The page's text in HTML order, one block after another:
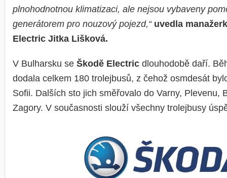
plnohodnotnou klimatizaci, ale nejsou vybaveny
generátorem pro nouzový pojezd,“ uvedla
Electric Jitka Lišková.
V Bulharsku se Škodě Electricdlouhodobě daří.
dodala celkem 180 trolejbusů, z čehož osmdesát
Sofii. Dalších sto jich směřovalo do Varny, Plevenu,
Zagory. V současnosti slouží všechny trolejbusy